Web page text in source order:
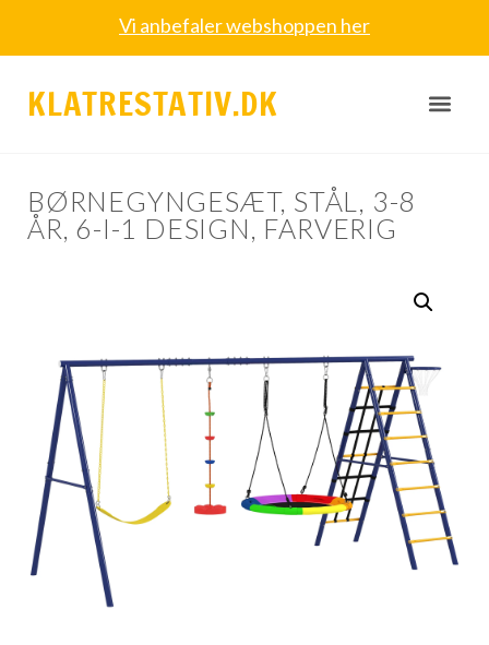
Vi anbefaler webshoppen her
KLATRESTATIV.DK
BØRNEGYNGESÆT, STÅL, 3-8
ÅR, 6-I-1 DESIGN, FARVERIG